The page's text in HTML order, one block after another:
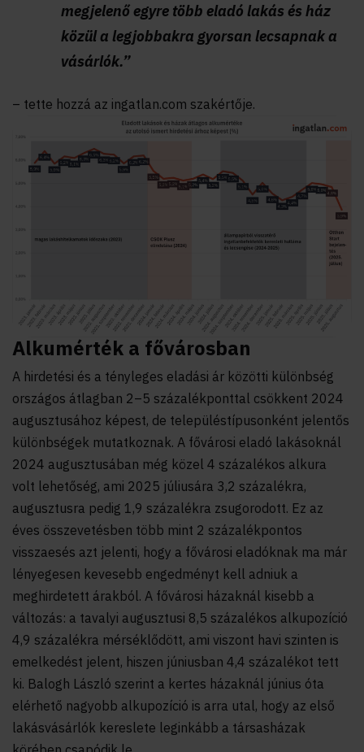
megjelenő egyre több eladó lakás és ház
közül a legjobbakra gyorsan lecsapnak a
vásárlók.”
– tette hozzá az ingatlan.com szakértője.
Alkumérték a fővárosban
A hirdetési és a tényleges eladási ár közötti különbség
országos átlagban 2–5 százalékponttal csökkent 2024
augusztusához képest, de településtípusonként jelentős
különbségek mutatkoznak. A fővárosi eladó lakásoknál
2024 augusztusában még közel 4 százalékos alkura
volt lehetőség, ami 2025 júliusára 3,2 százalékra,
augusztusra pedig 1,9 százalékra zsugorodott. Ez az
éves összevetésben több mint 2 százalékpontos
visszaesés azt jelenti, hogy a fővárosi eladóknak ma már
lényegesen kevesebb engedményt kell adniuk a
meghirdetett árakból. A fővárosi házaknál kisebb a
változás: a tavalyi augusztusi 8,5 százalékos alkupozíció
4,9 százalékra mérséklődött, ami viszont havi szinten is
emelkedést jelent, hiszen júniusban 4,4 százalékot tett
ki. Balogh László szerint a kertes házaknál június óta
elérhető nagyobb alkupozíció is arra utal, hogy az első
lakásvásárlók kereslete leginkább a társasházak